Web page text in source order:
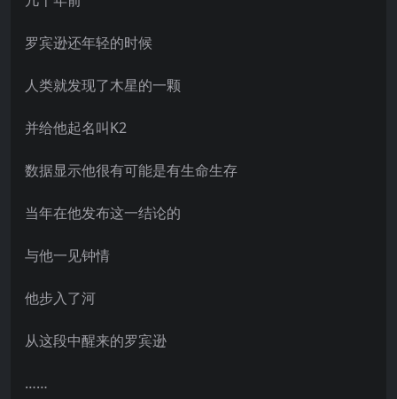
罗宾逊还年轻的时候
人类就发现了木星的一颗
并给他起名叫K2
数据显示他很有可能是有生命生存
当年在他发布这一结论的
与他一见钟情
他步入了河
从这段中醒来的罗宾逊
……